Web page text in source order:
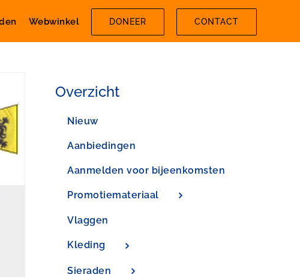
Webwinkel DONEER CONTACT
Overzicht
Nieuw
Aanbiedingen
Aanmelden voor bijeenkomsten
Promotiemateriaal
Vlaggen
Kleding
Sieraden